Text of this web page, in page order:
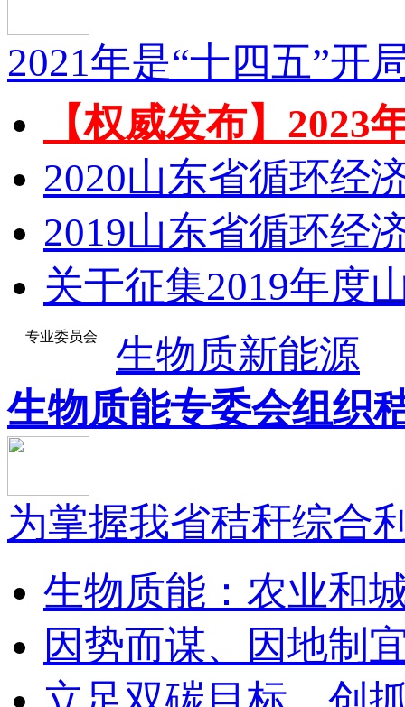
2021年是“十四五”开
【权威发布】2023
2020山东省循环经
2019山东省循环经
关于征集2019年度
专业委员会
生物质新能源
生物质能专委会组织
为掌握我省秸秆综合
生物质能：农业和
因势而谋、因地制